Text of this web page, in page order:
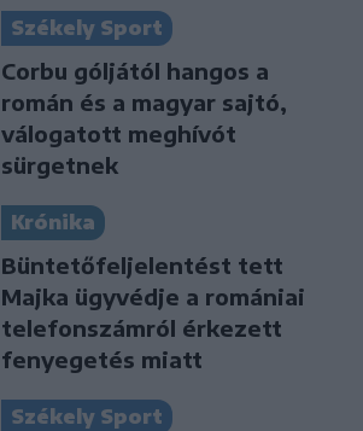
Székely Sport
Corbu góljától hangos a
román és a magyar sajtó,
válogatott meghívót
sürgetnek
Krónika
Büntetőfeljelentést tett
Majka ügyvédje a romániai
telefonszámról érkezett
fenyegetés miatt
Székely Sport